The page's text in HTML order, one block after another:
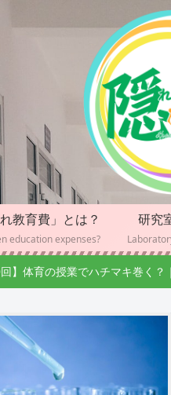
教育費」とは？
education expenses?
研究
】体育の授業でハチマキ巻く？